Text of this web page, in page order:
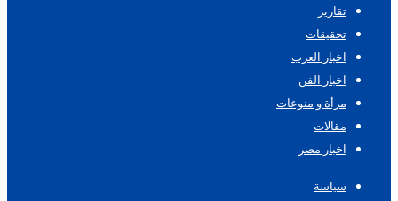
تقارير
تحقيقات
اخبار العرب
اخبار الفن
مرأة و منوعات
مقالات
اخبار مصر
سياسة